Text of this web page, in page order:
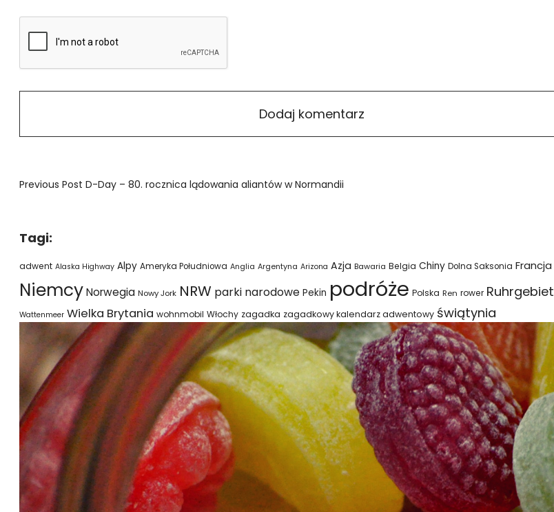
Previous Post D-Day – 80. rocznica lądowania aliantów w Normandii
Tagi:
adwent Alaska Highway Alpy Ameryka Południowa Anglia Argentyna Arizona Azja Bawaria Belgia Chiny Dolna Saksonia Francja
NiemcyNorwegia Nowy Jork NRW parki narodowe Pekin podróże Polska Ren rower Ruhrgebiet
Wattenmeer Wielka Brytania wohnmobil Włochy zagadka zagadkowy kalendarz adwentowy świątynia